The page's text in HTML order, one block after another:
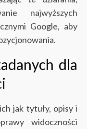
najwyższych
Google, aby
dla
jak tytuły, opisy i
widoczności